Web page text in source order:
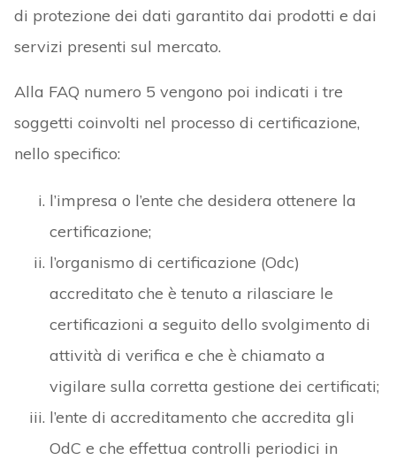
di protezione dei dati garantito dai prodotti e dai
servizi presenti sul mercato.
Alla FAQ numero 5 vengono poi indicati i tre
soggetti coinvolti nel processo di certificazione,
nello specifico:
l’impresa o l’ente che desidera ottenere la
certificazione;
l’organismo di certificazione (Odc)
accreditato che è tenuto a rilasciare le
certificazioni a seguito dello svolgimento di
attività di verifica e che è chiamato a
vigilare sulla corretta gestione dei certificati;
l’ente di accreditamento che accredita gli
OdC e che effettua controlli periodici in